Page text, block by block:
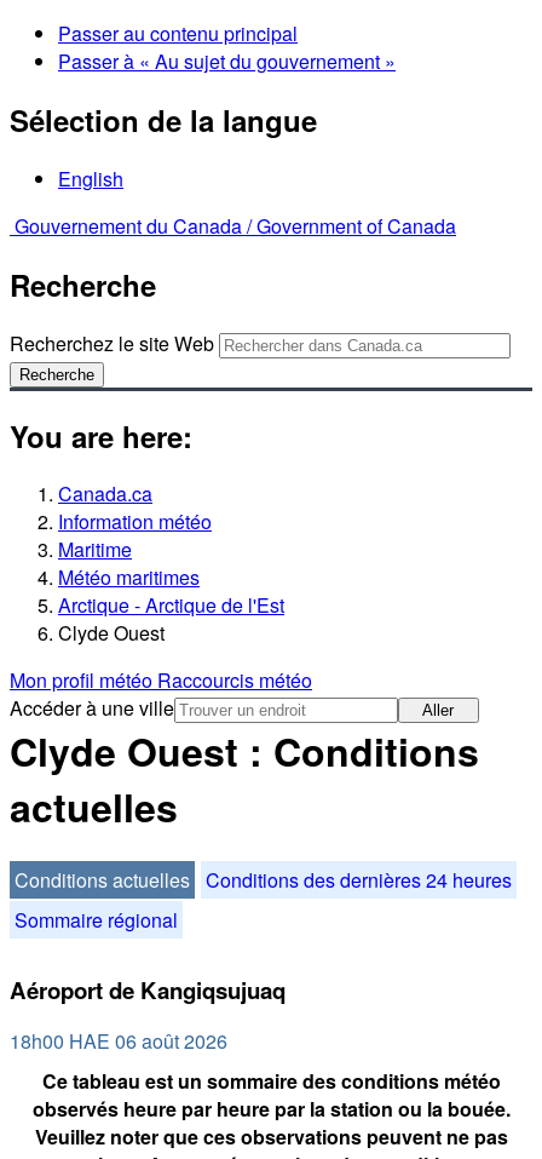
Passer au contenu principal
Passer à « Au sujet du gouvernement »
Sélection de la langue
English
Gouvernement du Canada /Government of Canada
Recherche
Recherchez le site Web
Recherche
You are here:
Canada.ca
Information météo
Maritime
Météo maritimes
Arctique - Arctique de l'Est
Clyde Ouest
Mon profil météo Raccourcis météo
Accéder à une ville
Aller
Clyde Ouest : Conditions
actuelles
Conditions actuelles Conditions des dernières 24 heures
Sommaire régional
Aéroport de Kangiqsujuaq
18h00 HAE 06 août 2026
Ce tableau est un sommaire des conditions météo
observés heure par heure par la station ou la bouée.
Veuillez noter que ces observations peuvent ne pas